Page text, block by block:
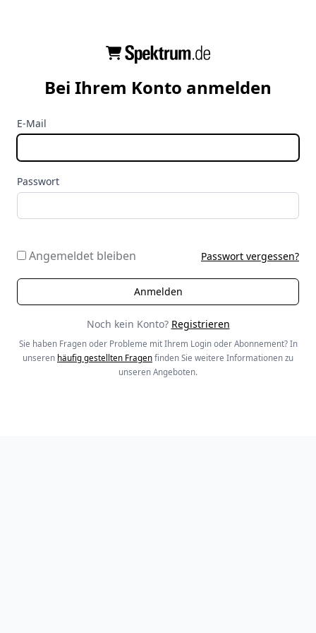
Bei Ihrem Konto anmelden
E-Mail
Passwort
Angemeldet bleiben Passwort vergessen?
Noch kein Konto? Registrieren
Sie haben Fragen oder Probleme mit Ihrem Login oder Abonnement? In
unseren häufig gestellten Fragen finden Sie weitere Informationen zu
unseren Angeboten.